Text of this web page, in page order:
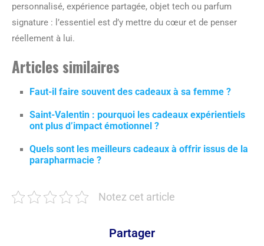
personnalisé, expérience partagée, objet tech ou parfum
signature : l’essentiel est d’y mettre du cœur et de penser
réellement à lui.
Articles similaires
Faut-il faire souvent des cadeaux à sa femme ?
Saint-Valentin : pourquoi les cadeaux expérientiels
ont plus d’impact émotionnel ?
Quels sont les meilleurs cadeaux à offrir issus de la
parapharmacie ?
Notez cet article
Partager